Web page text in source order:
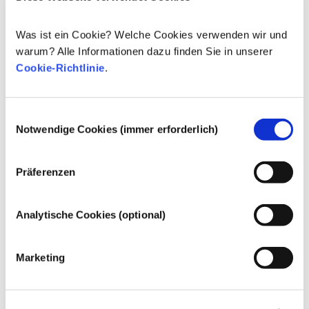
Was ist ein Cookie? Welche Cookies verwenden wir und
warum? Alle Informationen dazu finden Sie in unserer
Cookie-Richtlinie.
Notwendige Cookies (immer erforderlich)
Präferenzen
Analytische Cookies (optional)
Marketing
Die Inhaltsstoffe von kosmetischen Mitteln
Sie, dass für kosmetische Inhaltsstoffe außerhalb der
Ihre Kosmetika
Strenge Rechtsvorschriften sorgen dafür,
Körperpflegemittel, die in der Europäischen